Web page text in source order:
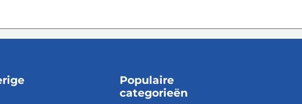
Populaire
categorieën